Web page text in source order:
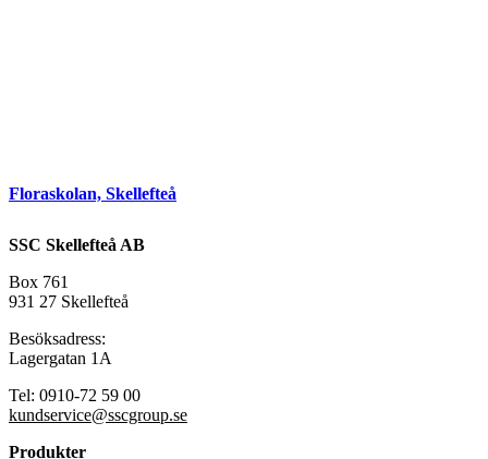
Floraskolan, Skellefteå
SSC Skellefteå AB
Box 761
931 27 Skellefteå
Besöksadress:
Lagergatan 1A
Tel: 0910-72 59 00
kundservice@sscgroup.se
Produkter